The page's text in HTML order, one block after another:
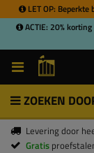
LET OP: Beperkte
ACTIE: 20%
ZOEKEN
Levering door
Gratis